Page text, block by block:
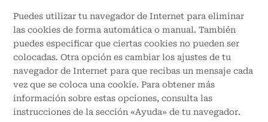
Puedes utilizar tu navegador de Internet para eliminar
las cookies de forma automática o manual. También
puedes especificar que ciertas cookies no pueden ser
colocadas. Otra opción es cambiar los ajustes de tu
navegador de Internet para que recibas un mensaje cada
vez que se coloca una cookie. Para obtener más
información sobre estas opciones, consulta las
instrucciones de la sección «Ayuda» de tu navegador.